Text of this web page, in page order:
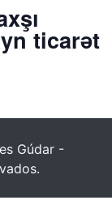
ticarət
Gúdar -